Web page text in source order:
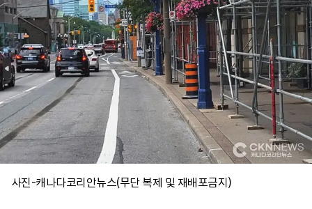
사진-캐나다코리안뉴스(무단 복제 및 재배포금지)